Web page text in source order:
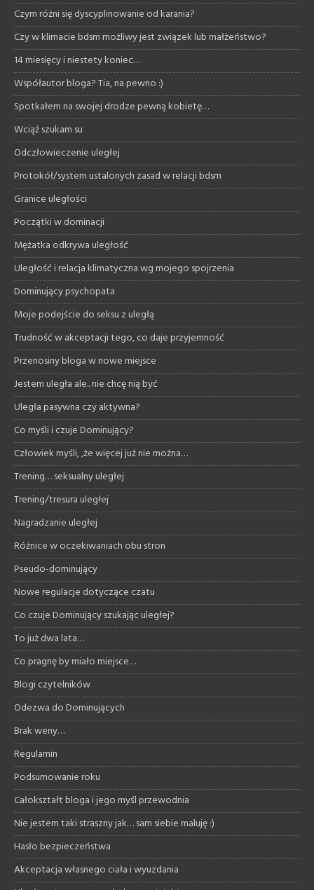
Czym różni się dyscyplinowanie od karania?
Czy w klimacie bdsm możliwy jest związek lub małżeństwo?
14 miesięcy i niestety koniec…
Współautor bloga? Tia, na pewno :)
Spotkałem na swojej drodze pewną kobietę…
Wciąż szukam su
Odczłowieczenie uległej
Protokół/system ustalonych zasad w relacji bdsm
Granice uległości
Początki w dominacji
Mężatka odkrywa uległość
Uległość i relacja klimatyczna wg mojego spojrzenia
Dominujący psychopata
Moje podejście do seksu z uległą
Trudność w akceptacji tego, co daje przyjemność
Przenosiny bloga w nowe miejsce
Jestem uległa ale.. nie chcę nią być
Uległa pasywna czy aktywna?
Co myśli i czuje Dominujący?
Człowiek myśli, ,że więcej już nie można…
Trening… seksualny uległej
Trening/tresura uległej
Nagradzanie uległej
Różnice w oczekiwaniach obu stron
Pseudo-dominujący
Nowe regulacje dotyczące czatu
Co czuje Dominujący szukając uległej?
To już dwa lata…
Co pragnę by miało miejsce…
Blogi czytelników
Odezwa do Dominujących
Brak weny…
Regulamin
Podsumowanie roku
Całokształt bloga i jego myśl przewodnia
Nie jestem taki straszny jak… sam siebie maluję :)
Hasło bezpieczeństwa
Akceptacja własnego ciała i wyuzdania